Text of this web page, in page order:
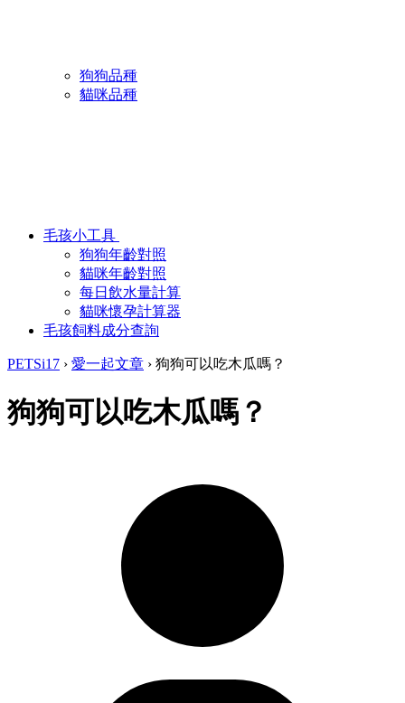
狗狗品種
貓咪品種
毛孩小工具
狗狗年齡對照
貓咪年齡對照
每日飲水量計算
貓咪懷孕計算器
毛孩飼料成分查詢
PETSi17 › 愛一起文章 › 狗狗可以吃木瓜嗎？
狗狗可以吃木瓜嗎？